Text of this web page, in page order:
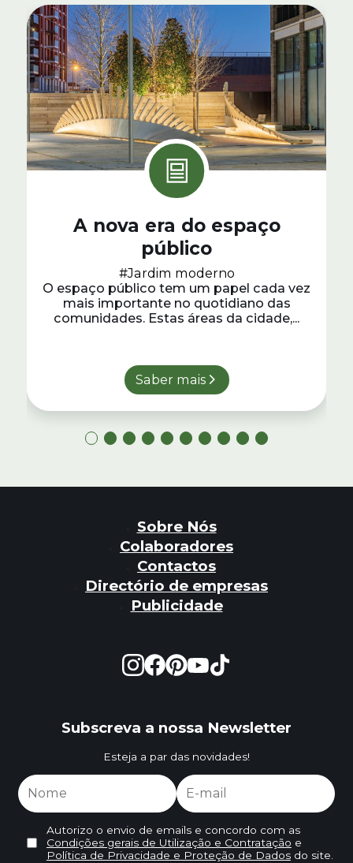
A nova era do espaço
público
#Jardim moderno
O espaço público tem um papel cada vez
mais importante no quotidiano das
comunidades. Estas áreas da cidade,...
Saber mais
Sobre Nós
Colaboradores
Contactos
Directório de empresas
Publicidade
Subscreva a nossa Newsletter
Esteja a par das novidades!
Autorizo o envio de emails e concordo com as
Condições gerais de Utilização e Contratação e
Política de Privacidade e Proteção de Dadosdo site.